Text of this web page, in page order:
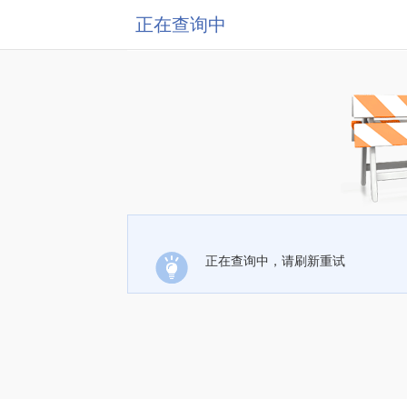
正在查询中
正在查询中，请刷新重试